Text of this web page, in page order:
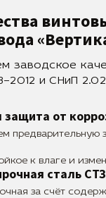
заводское
и СНиП
защита от
предварительную
к влаге и
сталь СТЗ
за счёт